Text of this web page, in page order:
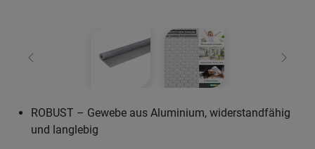
Zurück Weiter
ROBUST – Gewebe aus Aluminium, widerstandfähig
und langlebig